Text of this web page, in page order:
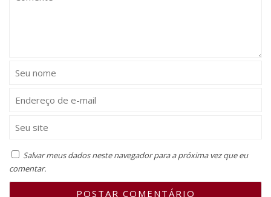
Salvar meus dados neste navegador para a próxima vez que eu
comentar.